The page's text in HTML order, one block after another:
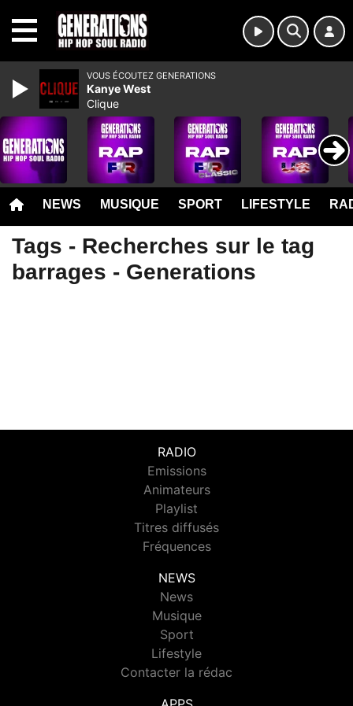
NEWS MUSIQUE SPORT LIFESTYLE
Tags - Recherches sur le tag
barrages - Generations
RADIO
Emissions
Animateurs
Playlist
Titres diffusés
Fréquences
NEWS
News
Musique
Sport
Lifestyle
Contacter la rédac
VOUS ÉCOUTEZ GENERATIONS
Kanye West
Clique